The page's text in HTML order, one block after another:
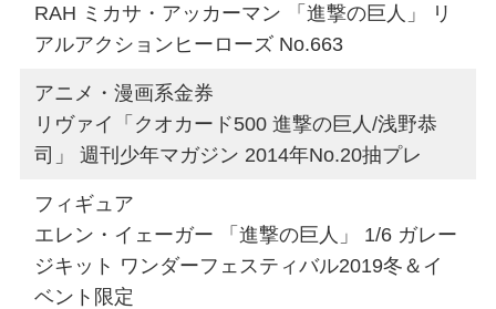
RAH ミカサ・アッカーマン 「進撃の巨人」 リ
アルアクションヒーローズ No.663
アニメ・漫画系金券
リヴァイ「クオカード500 進撃の巨人/浅野恭
司」 週刊少年マガジン 2014年No.20抽プレ
フィギュア
エレン・イェーガー 「進撃の巨人」 1/6 ガレー
ジキット ワンダーフェスティバル2019冬＆イ
ベント限定